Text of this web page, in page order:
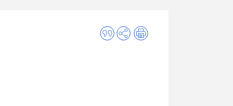
Quote
this
SharePrint